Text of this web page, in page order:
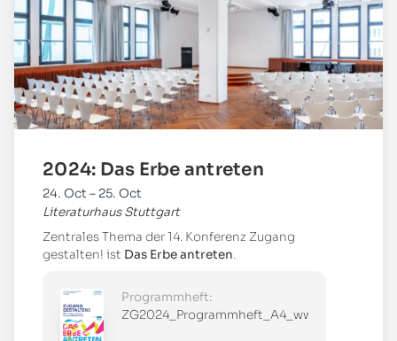
2024: Das Erbe antreten
24. Oct – 25. Oct
Literaturhaus Stuttgart
Zentrales Thema der 14. Konferenz Zugang
gestalten! ist Das Erbe antreten.
Programmheft:
ZG2024_Programmheft_A4_www.pdf